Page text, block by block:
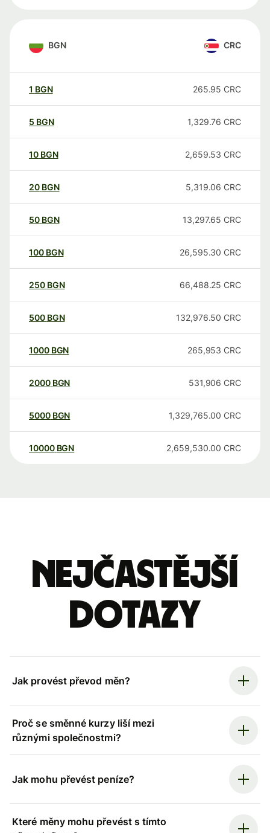
BGN CRC
1 BGN 265.95 CRC
5 BGN 1,329.76 CRC
10 BGN 2,659.53 CRC
20 BGN 5,319.06 CRC
50 BGN 13,297.65 CRC
100 BGN 26,595.30 CRC
250 BGN 66,488.25 CRC
500 BGN 132,976.50 CRC
1000 BGN 265,953 CRC
2000 BGN 531,906 CRC
5000 BGN 1,329,765.00 CRC
10000 BGN 2,659,530.00 CRC
Nejčastější
dotazy
Jak provést převod měn?
Proč se směnné kurzy liší mezi
různými společnostmi?
Jak mohu převést peníze?
Které měny mohu převést s tímto